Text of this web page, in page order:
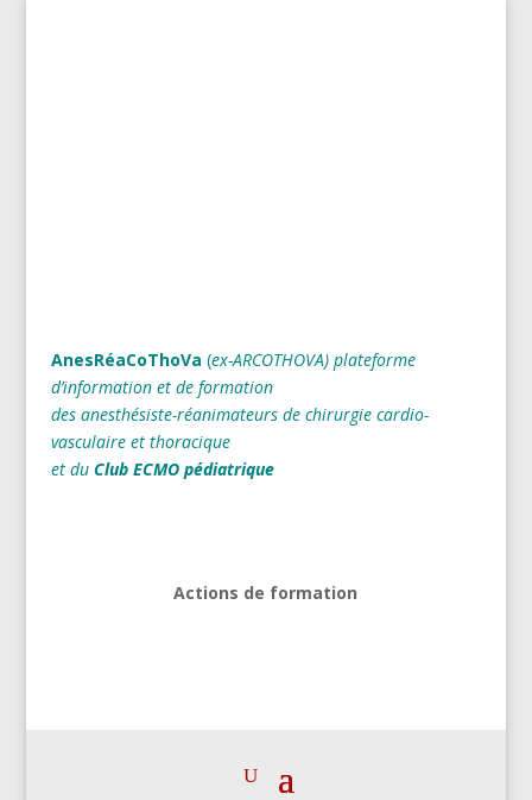
AnesRéaCoThoVa (ex-ARCOTHOVA) plateforme
d’information et de formation
des anesthésiste-réanimateurs de chirurgie cardio-
vasculaire et thoracique
et du Club ECMO pédiatrique
Actions de formation